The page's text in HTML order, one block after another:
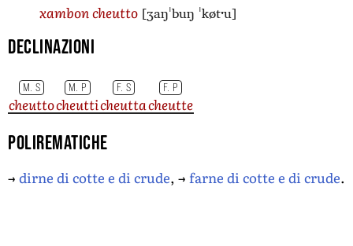
xambon cheutto [ʒaŋˈbuŋ ˈkøtˑu]
Declinazioni
M. S M. P F. S F. P
cheuttocheutticheuttacheutte
Polirematiche
→ dirne di cotte e di crude, → farne di cotte e di crude.